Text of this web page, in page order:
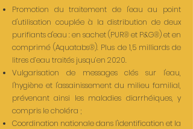
Promotion du traitement de l'eau au point
d'utilisation couplée à la distribution de deux
purifiants d'eau : en sachet (PUR® et P&G®) et en
comprimé (Aquatabs®). Plus de 1,5 milliards de
litres d’eau traités jusqu’en 2020.
Vulgarisation de messages clés sur l'eau,
l'hygiène et l'assainissement du milieu familial,
prévenant ainsi les maladies diarrhéiques, y
compris le choléra ;
Coordination nationale dans l'identification et la